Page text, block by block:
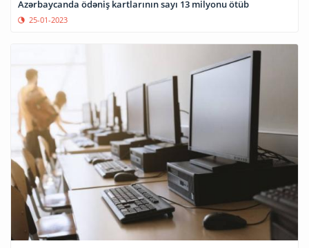
Azərbaycanda ödəniş kartlarının sayı 13 milyonu ötüb
25-01-2023